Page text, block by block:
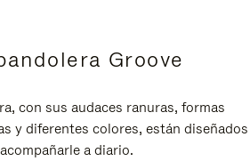
Groove
con sus audaces ranuras, formas
y diferentes colores, están diseñados
a diario.